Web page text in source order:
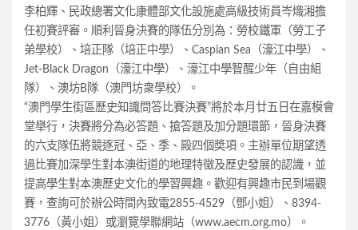
李柏輝、民政總署文化康體部文化設施處高級技術員岑熾湘擔
任初賽評審。順利晉身決賽的隊伍分別為：勞校鐵軍（勞工子
弟學校）、培正隊（培正中學）、Caspian Sea（濠江中學）、
Jet-Black Dragon（濠江中學）、濠江中學智醒少年（自由組
隊）、澳坊B隊（澳門坊衆學校）。
“澳門學生街區歷史知識問答比賽決賽”將於本月廿五日在嘉模會
堂舉行，決賽將分為必答題、搶答題及加分題環節，晉身決賽
的六支隊伍將競逐冠、亞、季、殿四個奬項。主辦單位期望透
過比賽加深學生對本澳街道的地理特徵及歷史發展的認識，並
提高學生對本澳歷史文化的學習興趣。歡迎有興趣市民到場觀
賽，查詢可於辦公時間內致電2855-4529（鄧小姐）、8394-
3776（黃小姐）或瀏覽學聯網站（www.aecm.org.mo）。